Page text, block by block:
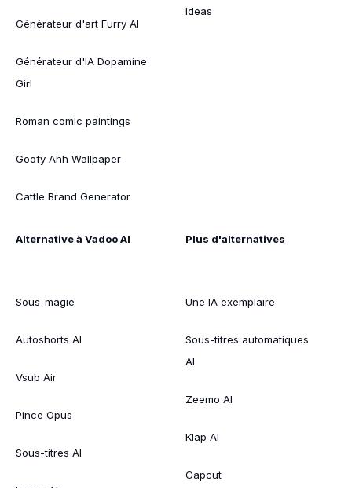
Générateur d'art Furry AI
Générateur d'IA Dopamine
Girl
Roman comic paintings
Goofy Ahh Wallpaper
Cattle Brand Generator
Ideas
Alternative à Vadoo AI
Sous-magie
Autoshorts AI
Vsub Air
Pince Opus
Sous-titres AI
Plus d'alternatives
Une IA exemplaire
Sous-titres automatiques
AI
Zeemo AI
Klap AI
Capcut